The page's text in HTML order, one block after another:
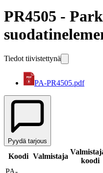
PR4505 -
Tiedot tiivistettynä
PA-PR4505.pdf
Pyydä tarjous
Koodi Valmistaja
koodi